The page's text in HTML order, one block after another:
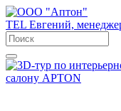
TEL Евгений,